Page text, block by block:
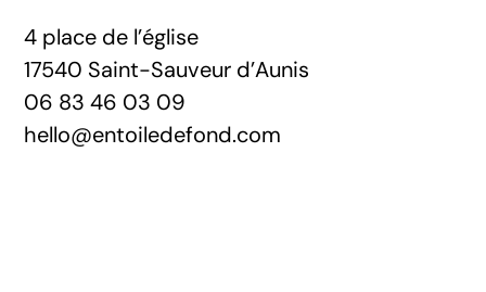
4 place de l’église
17540 Saint-Sauveur d’Aunis
06 83 46 03 09
hello@entoiledefond.com